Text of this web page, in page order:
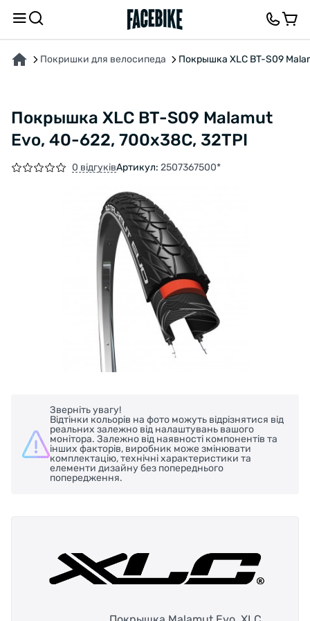
Покришки для велосипеда Покрышка XLC BT-S09
Покрышка XLC BT-S09 Malamut
Evo, 40-622, 700x38C, 32TPI
0 відгуківАртикул: 2507367500*
Зверніть увагу!
Відтінки кольорів на фото можуть відрізнятися від
реальних залежно від налаштувань вашого
монітора. Залежно від наявності компонентів та
інших факторів, виробник може змінювати
комплектацію, технічні характеристики та
елементи дизайну без попереднього
попередження.
ПРО ТОВАР ВІДГУКИ ТА ЗАПИТАННЯ